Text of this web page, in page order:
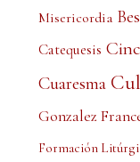
Misericordia
Catequesis
Cuaresma
Gonzalez
Formación